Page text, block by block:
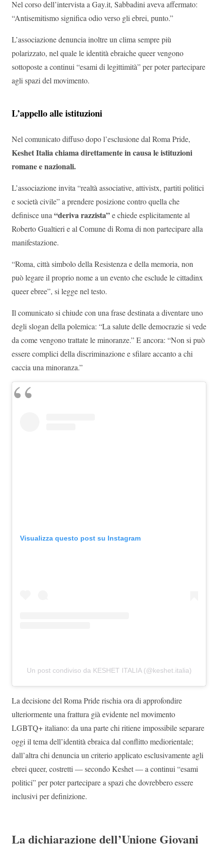
Nel corso dell’intervista a Gay.it, Sabbadini aveva affermato:
“Antisemitismo significa odio verso gli ebrei, punto.”
L’associazione denuncia inoltre un clima sempre più
polarizzato, nel quale le identità ebraiche queer vengono
sottoposte a continui “esami di legittimità” per poter partecipare
agli spazi del movimento.
L’appello alle istituzioni
Nel comunicato diffuso dopo l’esclusione dal Roma Pride,
Keshet Italia chiama direttamente in causa le istituzioni
romane e nazionali.
L’associazione invita “realtà associative, attivistx, partiti politici
e società civile” a prendere posizione contro quella che
definisce una“deriva razzista”e chiede esplicitamente al
Roberto Gualtieri e al Comune di Roma di non partecipare alla
manifestazione.
“Roma, città simbolo della Resistenza e della memoria, non
può legare il proprio nome a un evento che esclude le cittadinx
queer ebree”, si legge nel testo.
Il comunicato si chiude con una frase destinata a diventare uno
degli slogan della polemica: “La salute delle democrazie si vede
da come vengono trattate le minoranze.” E ancora: “Non si può
essere complici della discriminazione e sfilare accanto a chi
caccia una minoranza.”
Visualizza questo post su Instagram
Un post condiviso da KESHET ITALIA (@keshet.italia)
La decisione del Roma Pride rischia ora di approfondire
ulteriormente una frattura già evidente nel movimento
LGBTQ+ italiano: da una parte chi ritiene impossibile separare
oggi il tema dell’identità ebraica dal conflitto mediorientale;
dall’altra chi denuncia un criterio applicato esclusivamente agli
ebrei queer, costretti — secondo Keshet — a continui “esami
politici” per poter partecipare a spazi che dovrebbero essere
inclusivi per definizione.
La dichiarazione dell’Unione Giovani